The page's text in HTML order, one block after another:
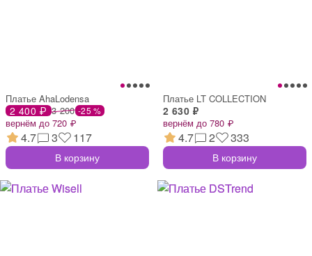
Платье AhaLodensa
2 400 ₽ 3 200 -25 %
вернём до 720 ₽
4.7 3 117
В корзину
Платье LT COLLECTION
2 630 ₽
вернём до 780 ₽
4.7 2 333
В корзину